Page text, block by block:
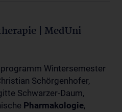
| MedUni
Wintersemester
Schörgenhofer,
Schwarzer-Daum,
Pharmakologie,